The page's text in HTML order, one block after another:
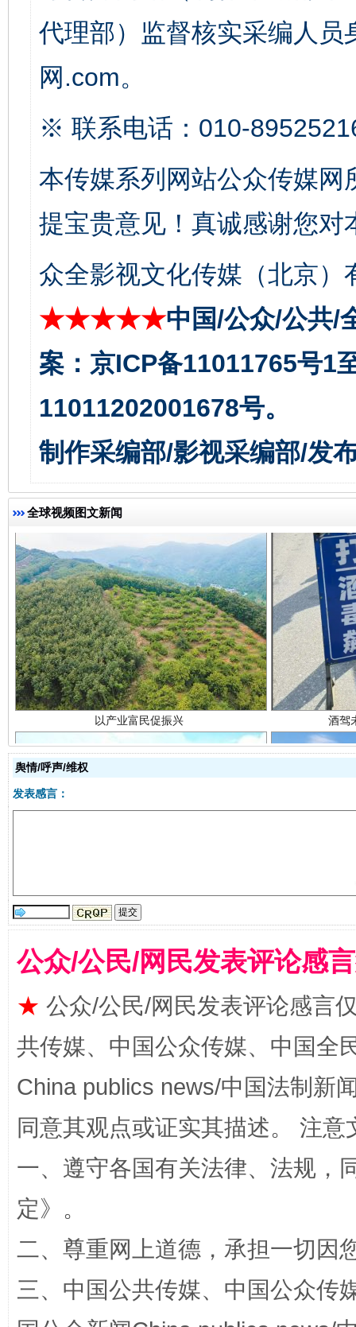
代理部）监督核实采编人员
网.com。
※ 联系电话：010-
本传媒系列网站公众传媒
提宝贵意见！真诚感谢您
众全影视文化传媒（北京）
★★★★★中国/公众/公共/
案：京ICP备11011765号1
11011202001678号。
制作采编部/影视采编部/发
全球视频图文新闻
法徽映军营 权益有保障
以产业富民促振兴 酒
规模最大的光氢储一体化项目 走
舆情/呼声/维权
发表感言：
公众/公民/网民发表评论感
★ 公众/公民/网民发表评论感言
共传媒、中国公众传媒、中国全
China publics news/中国法制新
同意其观点或证实其描述。 注
一、遵守各国有关法律、法规，
定》。
二、尊重网上道德，承担一切因
三、中国公共传媒、中国公众传